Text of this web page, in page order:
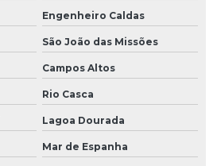
Engenheiro Caldas
São João das Missões
Campos Altos
Rio Casca
Lagoa Dourada
Mar de Espanha